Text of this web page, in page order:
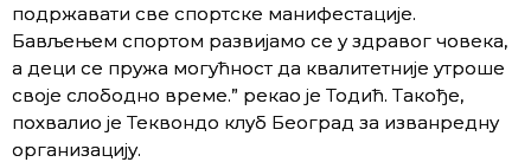
подржавати све спортске манифестације.
Бављењем спортом развијамо се у здравог човека,
а деци се пружа могућност да квалитетније утроше
своје слободно време.” рекао је Тодић. Такође,
похвалио је Теквондо клуб Београд за изванредну
организацију.